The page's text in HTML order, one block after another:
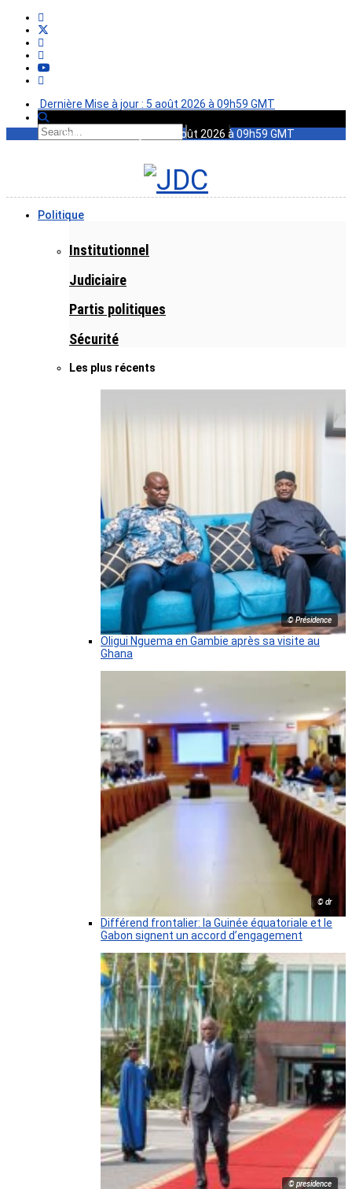
Dernière Mise à jour : 5 août 2026 à 09h59 GMT
Dernière Mise à jour : 5 août 2026 à 09h59 GMT
Politique
Institutionnel
Judiciaire
Partis politiques
Sécurité
Les plus récents
© Présidence
Oligui Nguema en Gambie après sa visite au
Ghana
© dr
Différend frontalier: la Guinée équatoriale et le
Gabon signent un accord d’engagement
© presidence